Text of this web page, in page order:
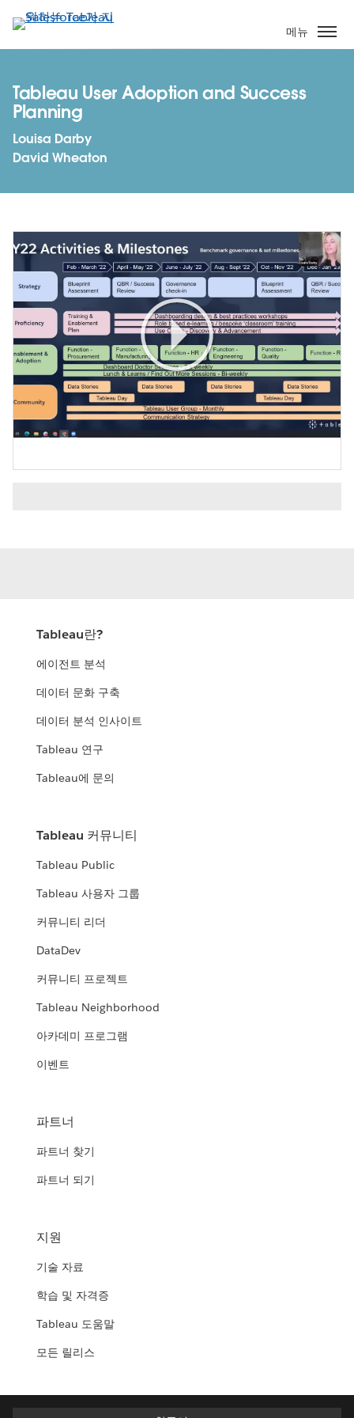
요
콘
츠
메뉴
Tableau User Adoption and Success
Planning
Louisa Darby
David Wheaton
Play
Video
Tableau란?
에이전트 분석
데이터 문화 구축
데이터 분석 인사이트
Tableau 연구
Tableau에 문의
Tableau 커뮤니티
Tableau Public
Tableau 사용자 그룹
커뮤니티 리더
DataDev
커뮤니티 프로젝트
Tableau Neighborhood
아카데미 프로그램
이벤트
파트너
파트너 찾기
파트너 되기
지원
기술 자료
학습 및 자격증
Tableau 도움말
모든 릴리스